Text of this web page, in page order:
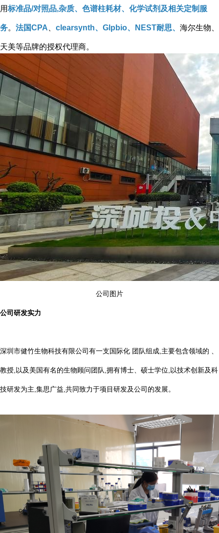
用标准品/对照品,杂质、色谱柱耗材、化学试剂及相关定制服
务。 法国CPA clearsynth、Glpbio、NEST耐思、 海尔生物、
天美等品牌的授权代理商。
公司图片
公司研发实力
深圳市健竹生物科技有限公司有一支国际化 团队组成,主要包含领域的 、
教授,以及美国有名的生物顾问团队,拥有博士、硕士学位,以技术创新及科
技研发为主,集思广益,共同致力于项目研发及公司的发展。